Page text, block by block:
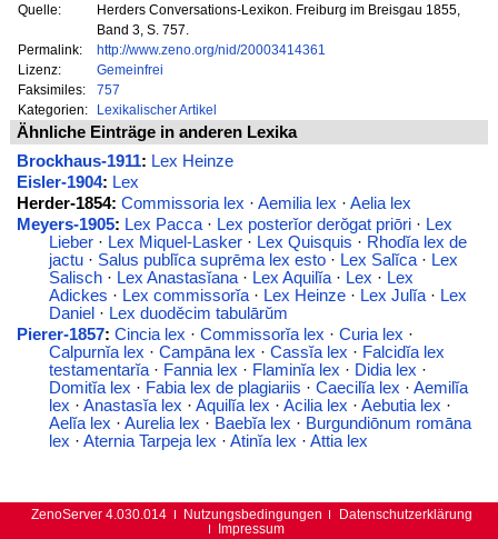
Quelle:
Herders Conversations-Lexikon. Freiburg im Breisgau 1855,
Band 3, S. 757.
Permalink:
http://www.zeno.org/nid/20003414361
Lizenz:
Gemeinfrei
Faksimiles:
757
Kategorien:
Lexikalischer Artikel
Ähnliche Einträge in anderen Lexika
Brockhaus-1911: Lex Heinze
Eisler-1904: Lex
Herder-1854: Commissoria lex · Aemilia lex · Aelia lex
Meyers-1905: Lex Pacca· Lex posterĭor derŏgat priōri· Lex
Lieber· Lex Miquel-Lasker· Lex Quisquis · Rhodĭa lex de
jactu· Salus publĭca suprēma lex esto· Lex Salĭca· Lex
Salisch· Lex Anastasĭana· Lex Aquilĭa· Lex · Lex
Adickes · Lex commissorĭa· Lex Heinze· Lex Julĭa· Lex
Daniel· Lex duoděcim tabulārŭm
Pierer-1857: Cincia lex · Commissorĭa lex · Curia lex ·
Calpurnĭa lex · Campāna lex · Cassĭa lex · Falcidĭa lex
testamentarĭa· Fannia lex · Flaminĭa lex · Didia lex ·
Domitĭa lex · Fabia lex de plagiariis · Caecilĭa lex · Aemilĭa
lex · Anastasĭa lex · Aquilĭa lex · Acilia lex · Aebutia lex ·
Aelĭa lex · Aurelia lex · Baebĭa lex · Burgundiōnum romāna
lex · Aternia Tarpeja lex · Atinĭa lex · Attia lex
ZenoServer 4.030.014 Nutzungsbedingungen
Datenschutzerklärung
Impressum